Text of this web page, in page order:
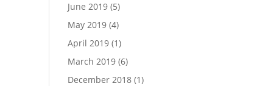
June 2019 (5)
May 2019 (4)
April 2019 (1)
March 2019 (6)
December 2018 (1)